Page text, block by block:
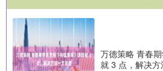
万德策略 青春
就 3 点，解决方